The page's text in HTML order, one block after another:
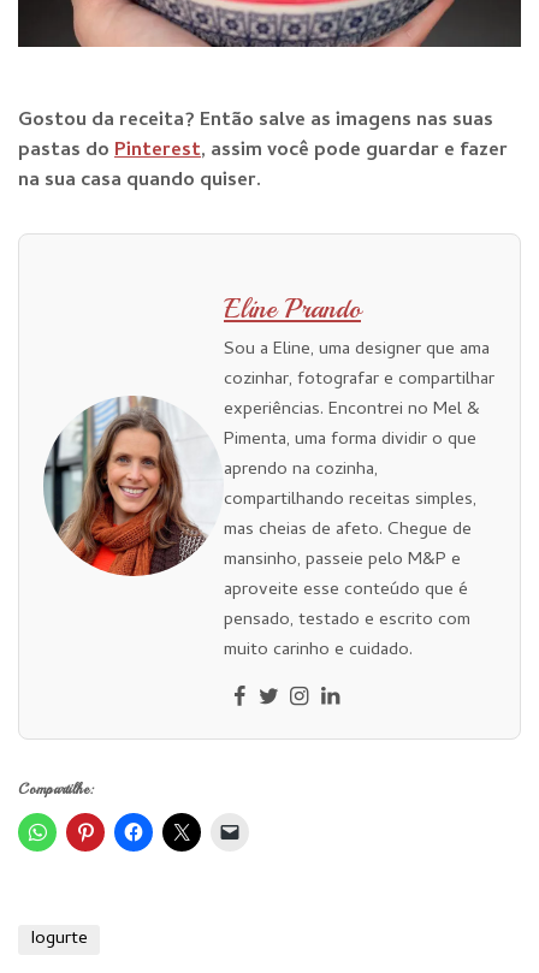
Gostou da receita? Então salve as imagens nas suas
pastas doPinterest, assim você pode guardar e fazer
na sua casa quando quiser.
Eline Prando
Sou a Eline, uma designer que ama
cozinhar, fotografar e compartilhar
experiências. Encontrei no Mel &
Pimenta, uma forma dividir o que
aprendo na cozinha,
compartilhando receitas simples,
mas cheias de afeto. Chegue de
mansinho, passeie pelo M&P e
aproveite esse conteúdo que é
pensado, testado e escrito com
muito carinho e cuidado.
Compartilhe:
Iogurte